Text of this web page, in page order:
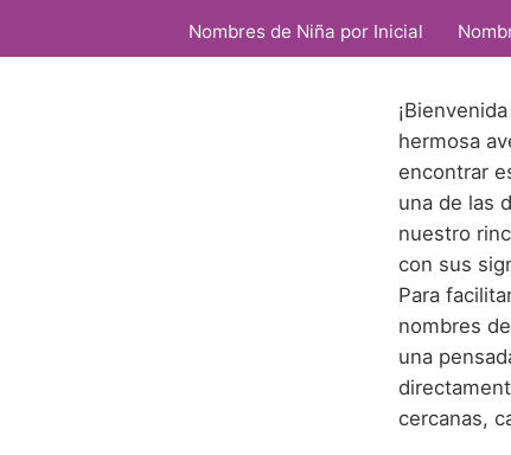
Nombres de Niña por Inicial
hermosa
encontrar
una de las
nuestro
con sus
Para
nombres
una
cercanas,